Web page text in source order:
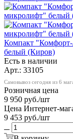
Компакт
белый (Киров)
Есть в наличии
Арт.: 33105
Самовывоз сегодня из 6
Розничная цена
9 950 руб./шт
Цена Интернет-
9 453 руб./шт